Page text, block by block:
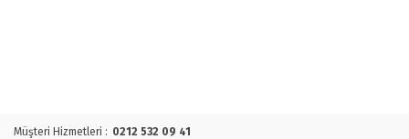
Müşteri Hizmetleri : 0212 532 09 41